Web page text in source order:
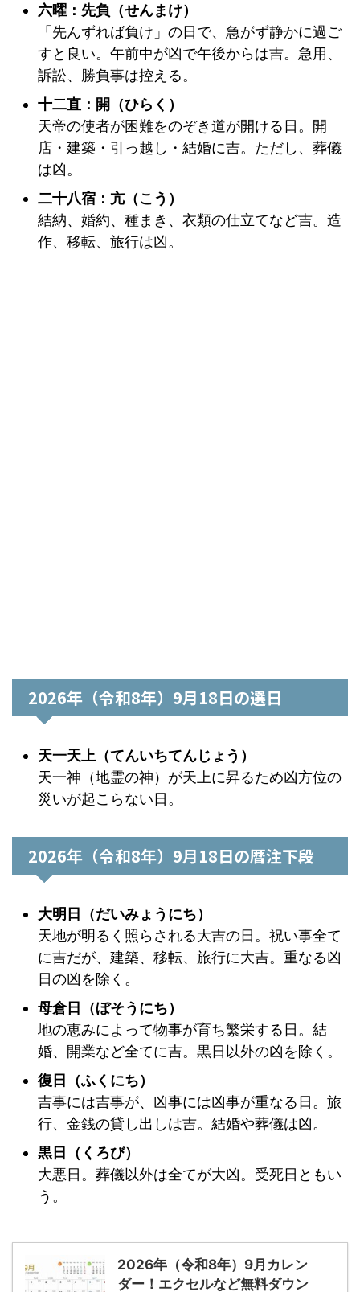
六曜：先負（せんまけ）
「先んずれば負け」の日で、急がず静かに過ご
すと良い。午前中が凶で午後からは吉。急用、
訴訟、勝負事は控える。
十二直：開（ひらく）
天帝の使者が困難をのぞき道が開ける日。開
店・建築・引っ越し・結婚に吉。ただし、葬儀
は凶。
二十八宿：亢（こう）
結納、婚約、種まき、衣類の仕立てなど吉。造
作、移転、旅行は凶。
2026年（令和8年）9月18日の選日
天一天上（てんいちてんじょう）
天一神（地霊の神）が天上に昇るため凶方位の
災いが起こらない日。
2026年（令和8年）9月18日の暦注下段
大明日（だいみょうにち）
天地が明るく照らされる大吉の日。祝い事全て
に吉だが、建築、移転、旅行に大吉。重なる凶
日の凶を除く。
母倉日（ぼそうにち）
地の恵みによって物事が育ち繁栄する日。結
婚、開業など全てに吉。黒日以外の凶を除く。
復日（ふくにち）
吉事には吉事が、凶事には凶事が重なる日。旅
行、金銭の貸し出しは吉。結婚や葬儀は凶。
黒日（くろび）
大悪日。葬儀以外は全てが大凶。受死日ともい
う。
2026年（令和8年）9月カレン
ダー！エクセルなど無料ダウン